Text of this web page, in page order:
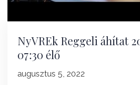
NyVREk Reggeli áhítat
07:30 élő
augusztus 5, 2022